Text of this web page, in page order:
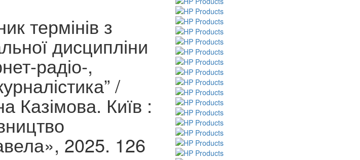
термінів з
дисципліни
радіо-,
/
Казімова. Київ :
2025. 126